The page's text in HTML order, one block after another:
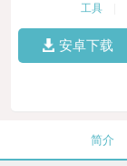
工具
安卓下载
简介